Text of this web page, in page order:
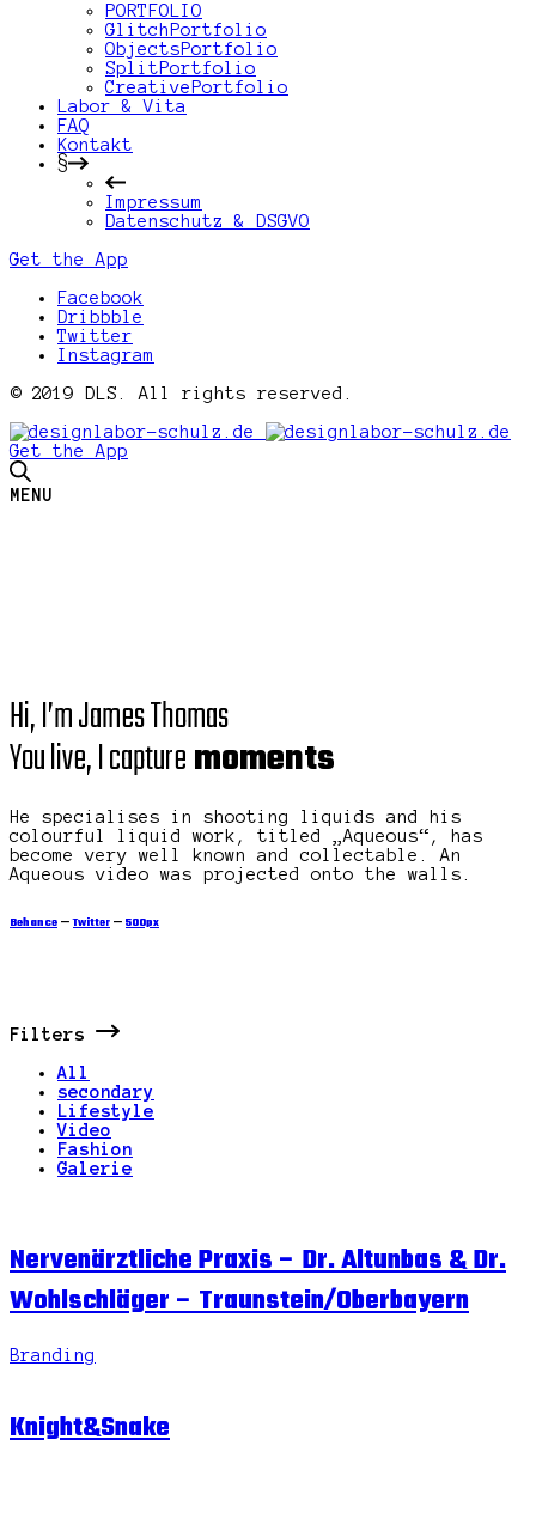
PORTFOLIO
GlitchPortfolio
ObjectsPortfolio
SplitPortfolio
CreativePortfolio
Labor & Vita
FAQ
Kontakt
§
Impressum
Datenschutz & DSGVO
Get the App
Facebook
Dribbble
Twitter
Instagram
© 2019 DLS. All rights reserved.
Get the App
MENU
Hi, I’m James Thomas
You live, I capturemoments
He specialises in shooting liquids and his
colourful liquid work, titled „Aqueous“, has
become very well known and collectable. An
Aqueous video was projected onto the walls.
Behance —Twitter — 500px
Filters
All
secondary
Lifestyle
Video
Fashion
Galerie
Nervenärztliche Praxis – Dr. Altunbas & Dr.
Wohlschläger – Traunstein/Oberbayern
Branding
Knight&Snake